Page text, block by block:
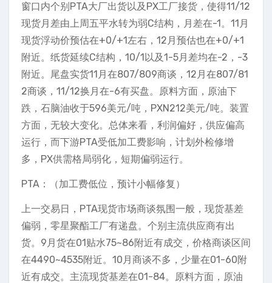
窗口内个别PTA大厂出货以及PX工厂接货，使得11/12
现货月差由上周五平水转为弱C结构，月差在-1。11月
现货浮动价预估在+0/+1左右，12月预估也在+0/+1
附近。纸货延续C结构，10/1以及1-5月差均在-2，-3
附近。尾盘实货11月在807/809商谈，12月在807/81
2商谈，11/12换月在-6有买盘。原料方面，原油下
跌，石脑油收于596美元/吨，PXN212美元/吨。装置
方面，无较大变化。总体来看，利润偏好，供应偏高
运行，而下游PTA受低加工费影响，计划外检修增
多，PX供需格局弱化，短期偏弱运行。
PTA：（加工费低位，预计小幅修复）
上一交易日，PTA现货市场商谈氛围一般，现货基差
偏弱，零星聚酯工厂有递盘。个别主流供应商有出
货。9月货在01贴水75~86附近有成交，价格商谈区间
在4490~4535附近。10月商谈不多，少量在01-60附
近有成交。主流现货基差在01-84。原料方面，原油